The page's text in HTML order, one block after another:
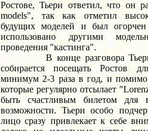
Ростове, Тьери ответил, что он
models", так как отметил
будущих моделей и был
использовано другими
проведения "кастинга".
В конце разговора Тьери
собирается посещать Ростов
минимум 2-3 раза в год, и помимо
которые регулярно отсылает
быть счастливым билетом для
возможности. Тьери особо
лицо сразу привлекает к себе